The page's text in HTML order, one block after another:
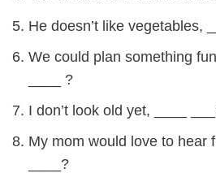
He doesn’t like vegetables,
We could plan something
____ ?
I don’t look old yet, ____
My mom would love to hear
____?